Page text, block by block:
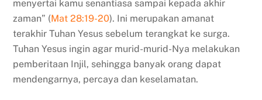
menyertai kamu senantiasa sampai kepada akhir
zaman” (Mat 28:19-20). Ini merupakan amanat
terakhir Tuhan Yesus sebelum terangkat ke surga.
Tuhan Yesus ingin agar murid-murid-Nya melakukan
pemberitaan Injil, sehingga banyak orang dapat
mendengarnya, percaya dan keselamatan.